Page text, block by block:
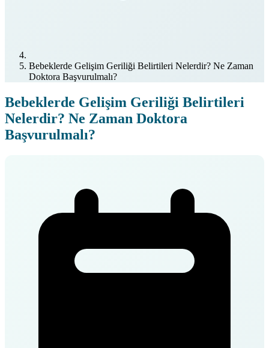
Bebeklerde Gelişim Geriliği Belirtileri Nelerdir? Ne Zaman
Doktora Başvurulmalı?
Bebeklerde Gelişim Geriliği Belirtileri
Nelerdir? Ne Zaman Doktora
Başvurulmalı?